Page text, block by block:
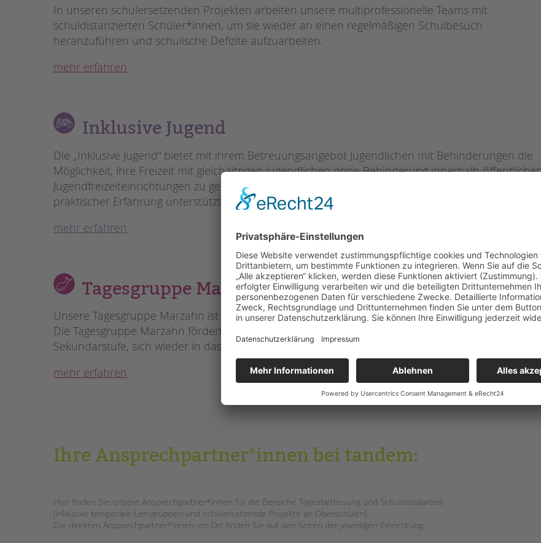
In unseren schulersetzenden Projekten arbeiten unsere multiprofessionelle Teams mit
schuldistanzierten Schüler*innen, um sie wieder an einen regelmäßigen Schulbesuch
heranzuführen und schulische Defizite aufzuarbeiten.
mehr erfahren
Inklusive Jugend
Die „Inklusive Jugend“ bietet mit ihrem Betreuungsangebot Jugendlichen mit Behinderungen die
Möglichkeit, ihre Freizeit mit gleichaltrigen Jugendlichen ohne Behinderung innerhalb öffentlicher
Jugendfreizeiteinrichtungen zu gestalten. Dabei werden sie von Pädagog*innen mit langjähriger
praktischer Erfahrung unterstützt.
mehr erfahren
Tagesgruppe Marzahn
Unsere Tagesgruppe Marzahn ist ein teilstationäres Angebot an der Schnittstelle Schule-Jugend.
Die Tagesgruppe Marzahn fördert und unterstützt schuldistanzierte Schüler*innen ab der
Sekundarstufe, sich wieder in das System Schule und Ausbildung einzugliedern.
mehr erfahren
Ihre Ansprechpartner*innen bei tandem:
Hier finden Sie unsere Ansprechpartner*innen für die Bereiche Tagesbetreuung und Schulsozialarbeit
(inklusive temporäre Lerngruppen und schulersetzende Projekte an Oberschulen).
Die direkten Ansprechpartner*innen vor Ort finden Sie auf den Seiten der jeweiligen Einrichtung.